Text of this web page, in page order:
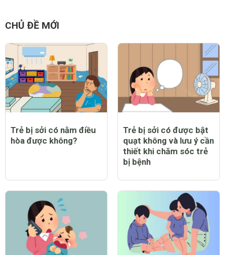
CHỦ ĐỀ MỚI
Trẻ bị sởi có nằm điều
hòa được không?
Trẻ bị sởi có được bật
quạt không và lưu ý cần
thiết khi chăm sóc trẻ
bị bệnh